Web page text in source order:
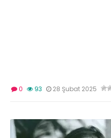
0 93 28 Şubat 2025